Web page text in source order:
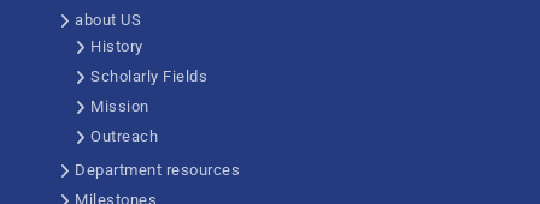
about US
History
Scholarly Fields
Mission
Outreach
Department resources
Milestones